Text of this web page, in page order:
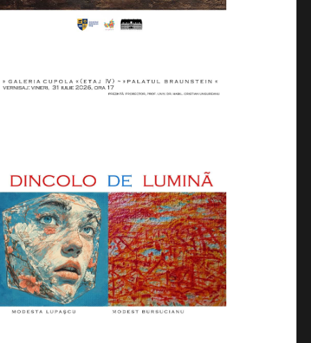
THE LIGHT EXPOZIȚIE PERSONALĂ MODESTA